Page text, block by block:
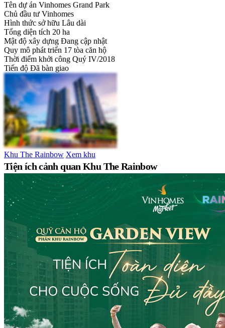
Tên dự án Vinhomes Grand Park
Chủ đầu tư Vinhomes
Hình thức sở hữu Lâu dài
Tổng diện tích 20 ha
Mật độ xây dựng Đang cập nhật
Quy mô phát triển 17 tòa căn hộ
Thời điểm khởi công Quý IV/2018
Tiến độ Đã bàn giao
Khu The Rainbow Xem khu
Tiện ích cảnh quan Khu The Rainbow